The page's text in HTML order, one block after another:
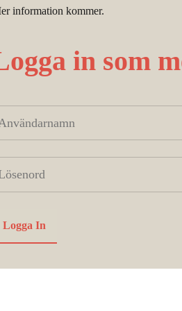
information kommer.
in som